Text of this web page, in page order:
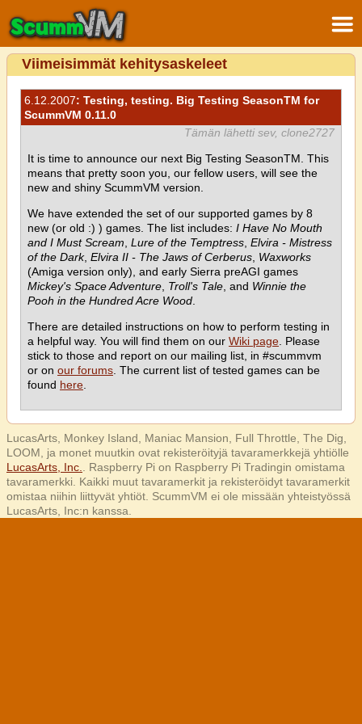
Viimeisimmät kehitysaskeleet
6.12.2007: Testing, testing. Big Testing SeasonTM for
ScummVM 0.11.0
Tämän lähetti sev, clone2727
It is time to announce our next Big Testing SeasonTM. This
means that pretty soon you, our fellow users, will see the
new and shiny ScummVM version.
We have extended the set of our supported games by 8
new (or old :) ) games. The list includes: I Have No Mouth
and I Must Scream Lure of the Temptress Elvira - Mistress
of the Dark, Elvira II - The Jaws of Cerberus Waxworks
(Amiga version only), and early Sierra preAGI games
Mickey's Space Adventure Troll's Tale , and Winnie the
Pooh in the Hundred Acre Wood
There are detailed instructions on how to perform testing in
a helpful way. You will find them on our Wiki page . Please
stick to those and report on our mailing list, in #scummvm
or on our forums . The current list of tested games can be
found here
LucasArts, Monkey Island, Maniac Mansion, Full Throttle, The Dig,
LOOM, ja monet muutkin ovat rekisteröityjä tavaramerkkejä yhtiölle
LucasArts, Inc.
. Raspberry Pi on Raspberry Pi Tradingin omistama
tavaramerkki. Kaikki muut tavaramerkit ja rekisteröidyt tavaramerkit
omistaa niihin liittyvät yhtiöt. ScummVM ei ole missään yhteistyössä
LucasArts, Inc:n kanssa.